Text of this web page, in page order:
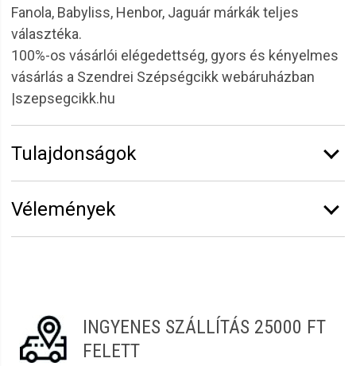
Fanola, Babyliss, Henbor, Jaguár márkák teljes
választéka.
100%-os vásárlói elégedettség, gyors és kényelmes
vásárlás a Szendrei Szépségcikk webáruházban
|szepsegcikk.hu
Tulajdonságok
Vélemények
INGYENES SZÁLLÍTÁS 25000 FT
FELETT